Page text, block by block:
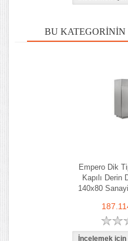
BU
Empero Dik
Kapılı Derin
140x80